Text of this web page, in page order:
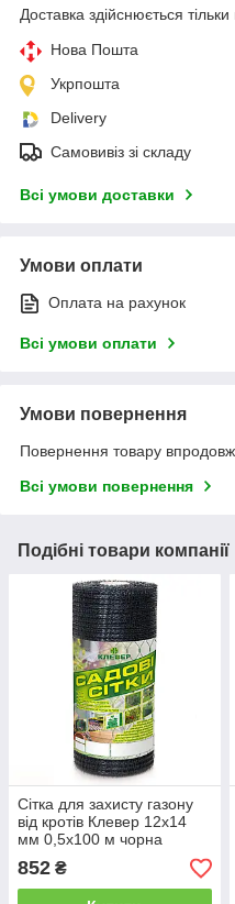
Доставка здійснюється
Нова Пошта
Укрпошта
Delivery
Самовивіз зі складу
Всі умови доставки
Умови оплати
Оплата на рахунок
Всі умови оплати
Умови повернення
Повернення товару
Всі умови повернення
Подібні товари компанії
Сітка для захисту газону
від кротів Клевер 12х14
мм 0,5х100 м чорна
852 ₴